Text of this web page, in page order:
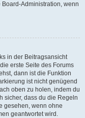
Administration, wenn
in der Beitragsansicht
erste Seite des Forums
dann ist die Funktion
ist nicht genügend
oben zu holen, indem du
sicher, dass du die Regeln
gesehen, wenn ohne
geantwortet wird.